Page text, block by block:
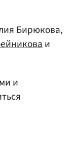
Бирюкова,
и
и